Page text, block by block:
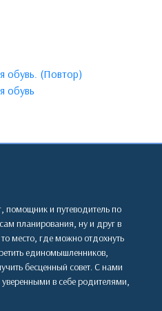
обувь. (Повтор)
обувь
помощник и путеводитель по
планирования, ну и друг в
место, где можно отдохнуть
единомышленников,
бесценный совет. С нами
в себе родителями,